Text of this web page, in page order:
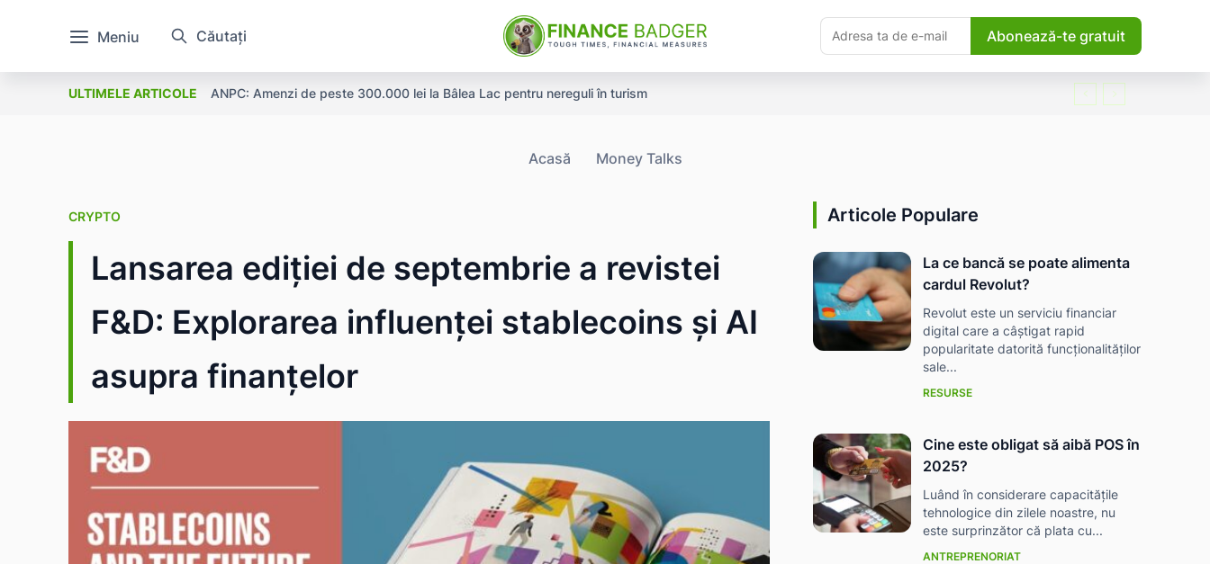
Meniu Căutați Abonează-te gratuit
ULTIMELE ARTICOLE ANPC: Amenzi de peste 300.000 lei la Bâlea Lac pentru nereguli în turism
Acasă Money Talks
CRYPTO
Lansarea ediției de septembrie a revistei
F&D: Explorarea influenței stablecoins și AI
asupra finanțelor
Articole Populare
La ce bancă se poate alimenta
cardul Revolut?
Revolut este un serviciu financiar
digital care a câștigat rapid
popularitate datorită funcționalităților
sale...
RESURSE
Cine este obligat să aibă POS în
2025?
Luând în considerare capacitățile
tehnologice din zilele noastre, nu
este surprinzător că plata cu...
ANTREPRENORIAT